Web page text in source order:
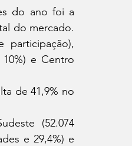
do mercado.
participação),
e Centro
e 29,4%) e